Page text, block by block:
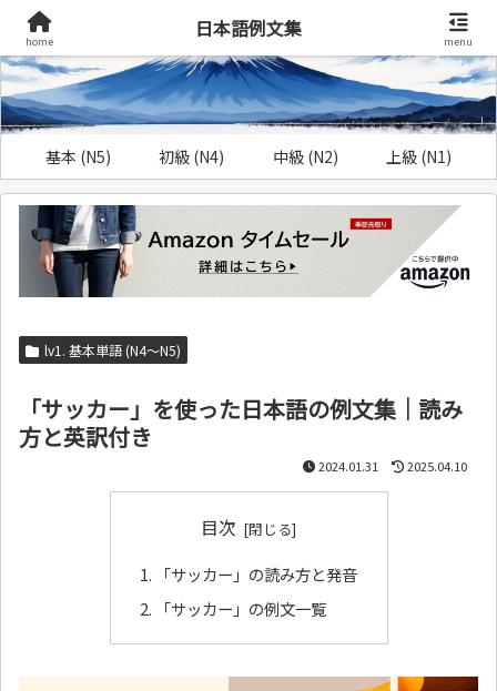
基本 (N5) 初級 (N4) 中級 (N2) 上級 (N1)
lv1. 基本単語 (N4～N5)
「サッカー」を使った日本語の例文集｜読み
方と英訳付き
2024.01.31 2025.04.10
目次
「サッカー」の読み方と発音
「サッカー」の例文一覧
home
日本語例文集
menu